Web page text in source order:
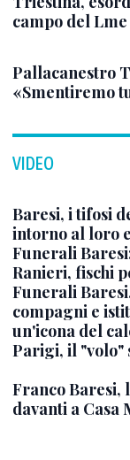
campo del Lme
Pallacanestro
«Smentiremo
VIDEO
Baresi, i tifosi
intorno al loro
Funerali
Ranieri, fischi
Funerali
compagni e
un'icona del
Parigi, il "volo"
Franco Baresi,
davanti a Casa